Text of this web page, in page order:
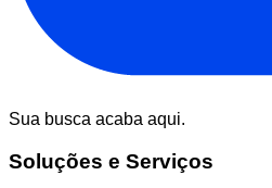
Sua busca acaba aqui.
Soluções e Serviços